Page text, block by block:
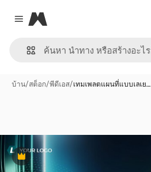
Close menu
Magnific
บ้าน/สต็อก/พีดีเอส/เทมเพลตแผนที่แบบเลเย…
พรีเมี่ยม